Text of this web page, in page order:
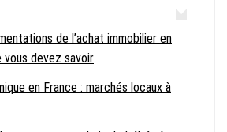
de l’achat immobilier en
devez savoir
en France : marchés locaux à